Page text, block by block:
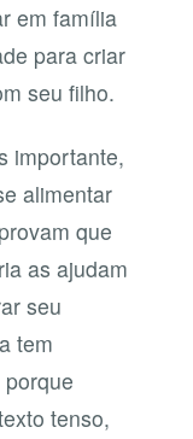
em família
para criar
seu filho.
importante,
alimentar
que
as ajudam
seu
tem
tenso,